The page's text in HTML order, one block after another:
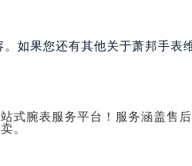
16号兰州中心写字楼21层2102
利国际金融中心写字楼20层01
邦售后服务中心（需提前预约）
售后服务中心（需提前预约）
。如果您还有其他关于萧邦手表